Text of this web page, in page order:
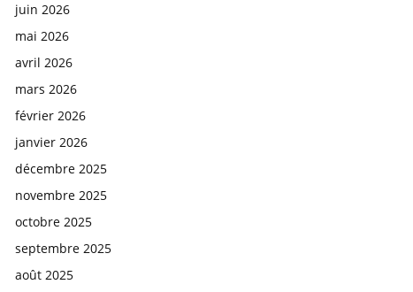
juin 2026
mai 2026
avril 2026
mars 2026
février 2026
janvier 2026
décembre 2025
novembre 2025
octobre 2025
septembre 2025
août 2025